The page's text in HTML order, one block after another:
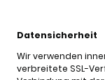
Datensicherheit
Wir verwenden
verbreitete SSL-